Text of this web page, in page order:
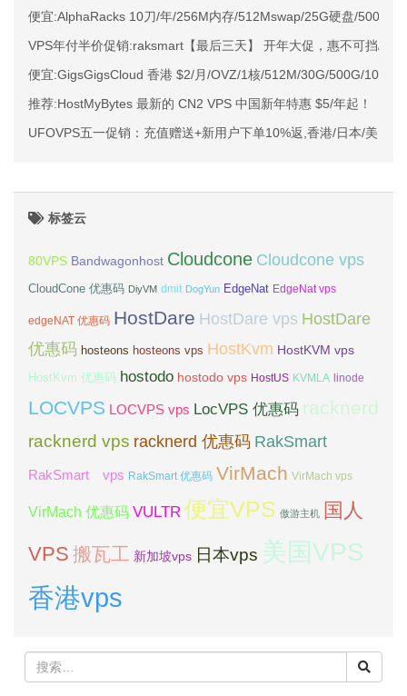
便宜:AlphaRacks 10刀/年/256M内存/512Mswap/25G硬盘/500g流
VPS年付半价促销:raksmart【最后三天】 开年大促，惠不可挡/
便宜:GigsGigsCloud 香港 $2/月/OVZ/1核/512M/30G/500G/
推荐:HostMyBytes 最新的 CN2 VPS 中国新年特惠 $5/年起！
UFOVPS五一促销：充值赠送+新用户下单10%返,香港/日本/美国
标签云
80VPS Bandwagonhost Cloudcone Cloudcone vps
CloudCone 优惠码 DiyVM dmit DogYun EdgeNat EdgeNat vps
edgeNAT 优惠码 HostDare HostDare vps HostDare
优惠码 hosteons hosteons vps HostKvm HostKVM vps
HostKvm 优惠码 hostodo hostodo vps HostUS KVMLA linode
LOCVPS LOCVPS vps LocVPS 优惠码 racknerd
racknerd vps racknerd 优惠码 RakSmart
RakSmart vps RakSmart 优惠码 VirMach VirMach vps
VirMach 优惠码 VULTR 便宜VPS 傲游主机 国人
VPS 搬瓦工 新加坡vps 日本vps 美国VPS
香港vps